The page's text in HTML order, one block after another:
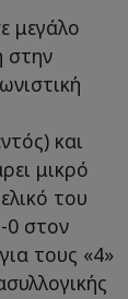
μεγάλο
στην
και
μικρό
του
0 στον
για τους «4»